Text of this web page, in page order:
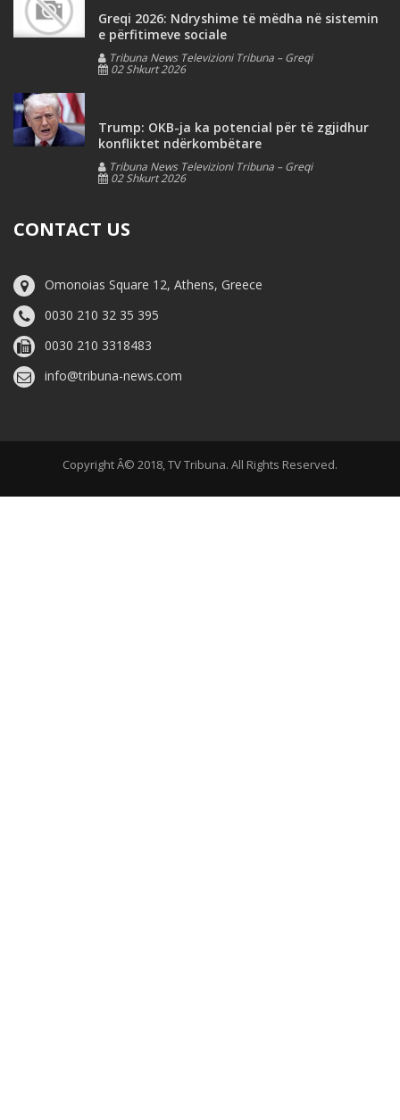
Greqi 2026: Ndryshime të mëdha në sistemin
e përfitimeve sociale
Tribuna News Televizioni Tribuna – Greqi
02 Shkurt 2026
Trump: OKB-ja ka potencial për të zgjidhur
konfliktet ndërkombëtare
Tribuna News Televizioni Tribuna – Greqi
02 Shkurt 2026
CONTACT US
Omonoias Square 12, Athens, Greece
0030 210 32 35 395
0030 210 3318483
info@tribuna-news.com
Copyright Â© 2018, TV Tribuna. All Rights Reserved.